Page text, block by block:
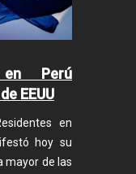
en Perú
EEUU
en
hoy su
mayor de las